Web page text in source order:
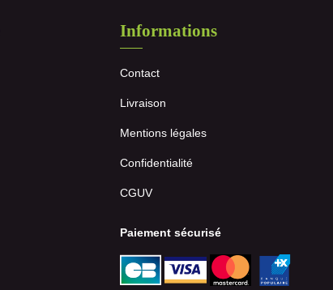
Informations
Contact
Livraison
Mentions légales
Confidentialité
CGUV
Paiement sécurisé